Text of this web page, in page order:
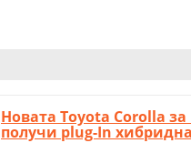
Новата Toyota Corolla
получи plug-In